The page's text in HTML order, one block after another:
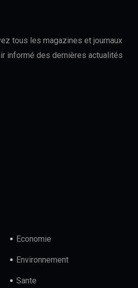
tous les magazines et journaux
informé des dernières actualités
Economie
Environnement
Sante